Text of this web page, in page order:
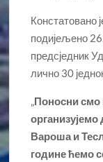
Констатовано
подијељено
предсједник
лично 30
„Поносни смо
Вароша и
године ћемо